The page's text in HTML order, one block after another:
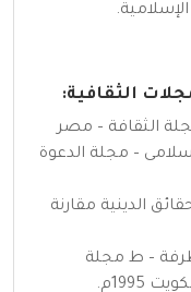
الثقافية:
مجلة الثقافة – مصر
– مجلة الدعوة
الدينية مقارنة
– ط مجلة